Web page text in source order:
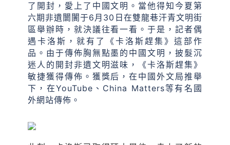
了開封，愛上了中國文明。當他得知今夏第
六期非遺闤闠于6月30日在雙龍巷汗青文明街
區舉辦時，就決議往看一看。于是，記者偶
遇卡洛斯，就有了《卡洛斯趕集》這部作
品。由于傳佈胸無點墨的中國文明，披髮沉
迷人的開封非遺文明滋味，《卡洛斯趕集》
敏捷獲得傳佈。獲獎后，在中國外文局推舉
下，在YouTube、China Matters等有名國
外網站傳佈。